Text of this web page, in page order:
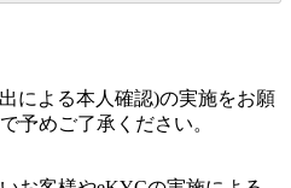
による本人確認)の実施をお願
予めご了承ください。